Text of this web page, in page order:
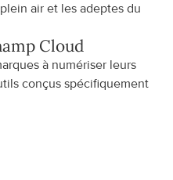
air et les adeptes du
Cloud
à numériser leurs
conçus spécifiquement